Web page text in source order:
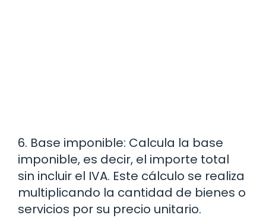
6. Base imponible: Calcula la base
imponible, es decir, el importe total
sin incluir el IVA. Este cálculo se realiza
multiplicando la cantidad de bienes o
servicios por su precio unitario.